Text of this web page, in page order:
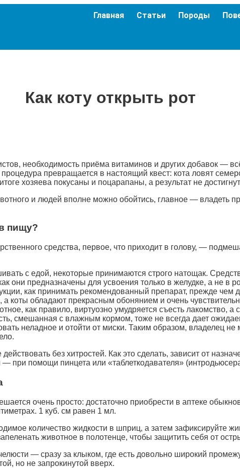
Главная Статьи Породы
Как коту открыть рот
необходимость приёма витаминов и других добавок —
превращается в настоящий квест: кота ловят
хозяева покусаны и поцарапаны, а результат не
и людей вполне можно обойтись, главное — владеть
пищу?
средства, первое, что приходит в голову, —
с едой, некоторые принимаются строго натощак.
они предназначены для усвоения только в желудке, а не в
как принимать рекомендованный препарат, прежде чем
а коты обладают прекрасным обонянием и очень
как правило, виртуозно умудряется съесть лакомство,
смешанная с влажным кормом, тоже не всегда дает
неладное и отойти от миски. Таким образом, владелец не
без хитростей. Как это сделать, зависит от
при помощи пинцета или «таблеткодавателя»
очень просто: достаточно приобрести в аптеке
1 куб. см равен 1 мл.
количество жидкости в шприц, а затем зафиксируйте
животное в полотенце, чтобы защитить себя от
— сразу за клыком, где есть довольно широкий
но не запрокинутой вверх.